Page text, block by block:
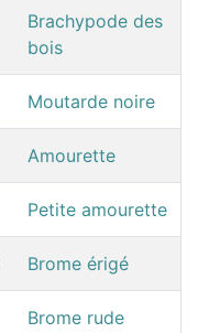
Brachypode des
bois
Moutarde noire
Amourette
Petite amourette
Brome érigé
Brome rude